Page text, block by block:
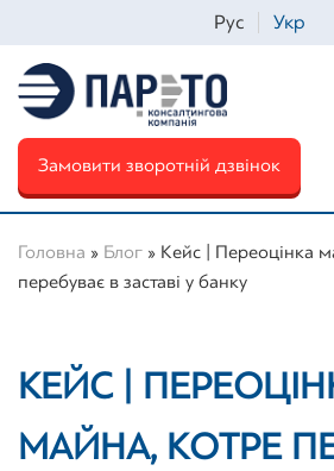
Рус Укр
Замовити зворотній дзвінок
Головна » Блог » Кейс | Переоцінка
перебуває в заставі у банку
КЕЙС |
МАЙНА, КОТРЕ